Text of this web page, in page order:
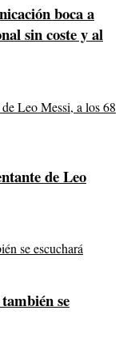
boca a
sin coste y al
de Leo
se